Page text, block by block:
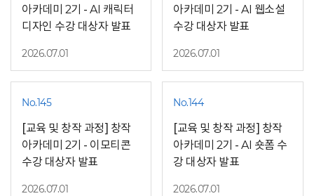
아카데미 2기 - AI 캐릭터
디자인 수강 대상자 발표
2026.07.01
아카데미 2기 - AI 웹소설
수강 대상자 발표
2026.07.01
No.145
[교육 및 창작 과정] 창작
아카데미 2기 - 이모티콘
수강 대상자 발표
2026.07.01
No.144
[교육 및 창작 과정] 창작
아카데미 2기 - AI 숏폼 수
강 대상자 발표
2026.07.01